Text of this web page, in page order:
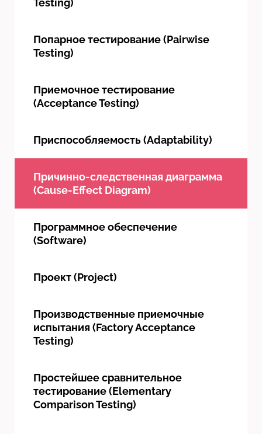
Testing)
Попарное тестирование (Pairwise
Testing)
Приемочное тестирование
(Acceptance Testing)
Приспособляемость (Adaptability)
Причинно-следственная диаграмма
(Cause-Effect Diagram)
Программное обеспечение
(Software)
Проект (Project)
Производственные приемочные
испытания (Factory Acceptance
Testing)
Простейшее сравнительное
тестирование (Elementary
Comparison Testing)